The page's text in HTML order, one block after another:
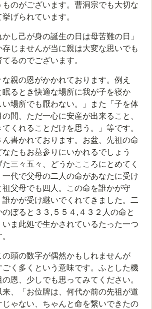
のがございます。曹洞宗でも大切な
げられています。
かし己が身の誕生の日は母苦難の日」
存じませんが当に親は大変な思いでも
るのでございます。
親の恩がかかれております。例え
眠るとき快適な場所に我が子を寝か
場所でも厭わない。」また「子を体
間、ただ一心に安産が出来ること、
くれることだけを思う。」等です。
書かれております。お盆、先祖の命
なたもお墓参りにいかれるでしょう
三々五々、どうかこころにとめてく
代で父母の二人の命があなたに受け
父母でも四人。この命を誰かが守
誰かが受け継いでくれてきました。二
ぼると３３,５５４,４３２人の命と
ま此処で生かされているたった一つ
の頭の数字が偶然かもしれませんが
ごく多くという意味です。ふとした機
恩、少しでも思ってみてください。
、「お位牌は、何代か前の先祖が道
じゃない、ちゃんと命を繋いできたの